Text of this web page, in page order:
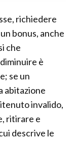
richiedere
bonus, anche
che
è
se un
abitazione
invalido,
ritirare e
descrive le